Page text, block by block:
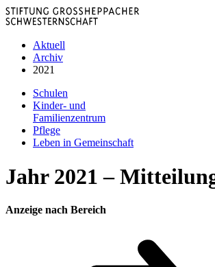
Aktuell
Archiv
2021
Schulen
Kinder- und
Familienzentrum
Pflege
Leben in Gemeinschaft
Jahr 2021–
Anzeige nach Bereich